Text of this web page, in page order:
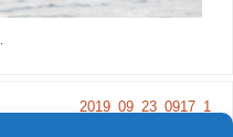
2019_09_23_0917_1